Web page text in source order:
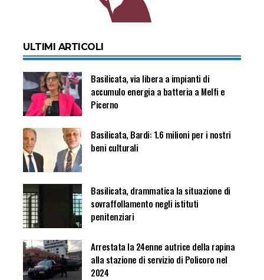
ULTIMI ARTICOLI
Basilicata, via libera a impianti di
accumulo energia a batteria a Melfi e
Picerno
Basilicata, Bardi: 1.6 milioni per i nostri
beni culturali
Basilicata, drammatica la situazione di
sovraffollamento negli istituti
penitenziari
Arrestata la 24enne autrice della rapina
alla stazione di servizio di Policoro nel
2024